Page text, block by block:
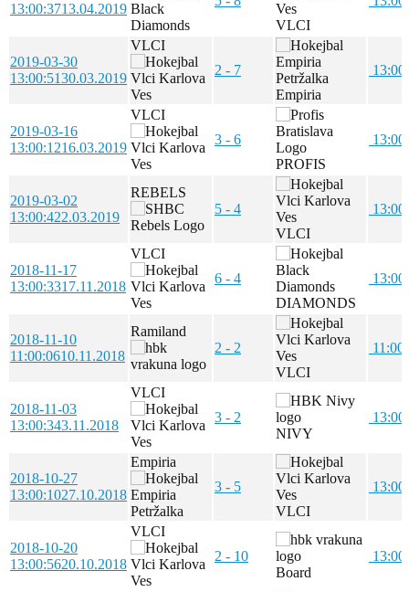
13:00:3713.04.2019
VLCI
2019-03-30
13:00:5130.03.2019
VLCI
2 - 7
Empiria
2019-03-16
13:00:1216.03.2019
VLCI
3 - 6
PROFIS
2019-03-02
13:00:422.03.2019
REBELS
5 - 4
VLCI
2018-11-17
13:00:3317.11.2018
VLCI
6 - 4
DIAMONDS
2018-11-10
11:00:0610.11.2018
Ramiland
2 - 2
VLCI
2018-11-03
13:00:343.11.2018
VLCI
3 - 2
NIVY
2018-10-27
13:00:1027.10.2018
Empiria
3 - 5
VLCI
2018-10-20
13:00:5620.10.2018
VLCI
2 - 10
Board